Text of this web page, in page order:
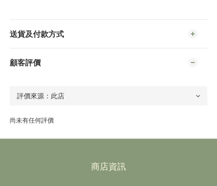
送貨及付款方式
顧客評價
尚未有任何評價
商店資訊